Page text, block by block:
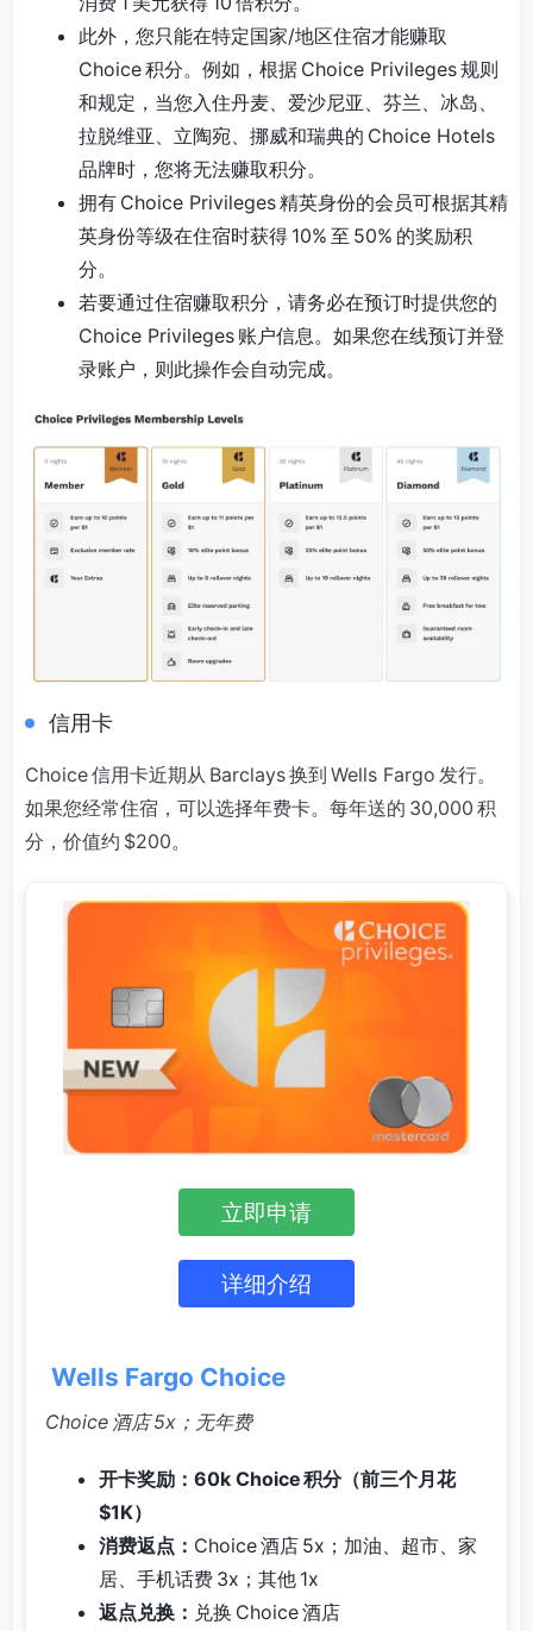
此外，您只能在特定国家/地区住宿才能赚取
Choice 积分。例如，根据 Choice Privileges 规则
和规定，当您入住丹麦、爱沙尼亚、芬兰、冰岛、
拉脱维亚、立陶宛、挪威和瑞典的 Choice Hotels
品牌时，您将无法赚取积分。
拥有 Choice Privileges 精英身份的会员可根据其精
英身份等级在住宿时获得 10% 至 50% 的奖励积
分。
若要通过住宿赚取积分，请务必在预订时提供您的
Choice Privileges 账户信息。如果您在线预订并登
录账户，则此操作会自动完成。
信用卡
Choice 信用卡近期从 Barclays 换到 Wells Fargo 发行。
如果您经常住宿，可以选择年费卡。每年送的 30,000 积
分，价值约 $200。
立即申请
详细介绍
Wells Fargo Choice
Choice 酒店 5x；无年费
开卡奖励：60k Choice 积分（前三个月花
$1K）
消费返点： Choice 酒店 5x；加油、超市、家
居、手机话费 3x；其他 1x
返点兑换： 兑换 Choice 酒店